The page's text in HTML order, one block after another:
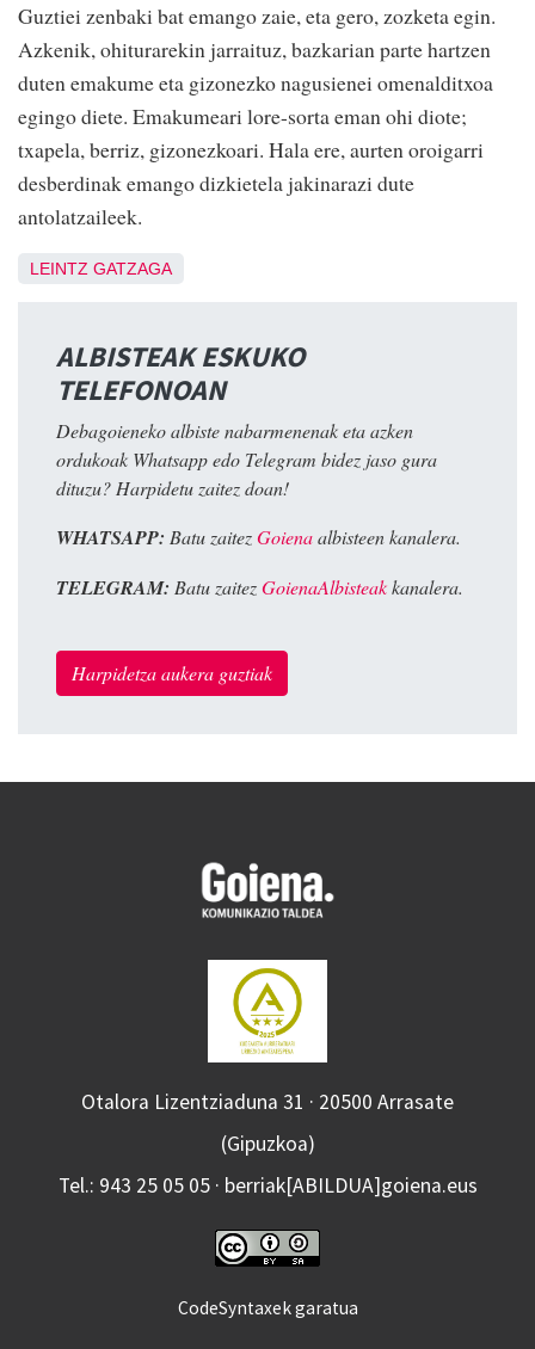
Guztiei zenbaki bat emango zaie, eta gero, zozketa egin.
Azkenik, ohiturarekin jarraituz, bazkarian parte hartzen
duten emakume eta gizonezko nagusienei omenalditxoa
egingo diete. Emakumeari lore-sorta eman ohi diote;
txapela, berriz, gizonezkoari. Hala ere, aurten oroigarri
desberdinak emango dizkietela jakinarazi dute
antolatzaileek.
LEINTZ GATZAGA
ALBISTEAK ESKUKO
TELEFONOAN
Debagoieneko albiste nabarmenenak eta azken
ordukoak Whatsapp edo Telegram bidez jaso gura
dituzu? Harpidetu zaitez doan!
WHATSAPP: Batu zaitezGoienaalbisteen kanalera.
TELEGRAM: Batu zaitezGoienaAlbisteakkanalera.
Harpidetza aukera guztiak
Otalora Lizentziaduna 31 · 20500 Arrasate
(Gipuzkoa)
Tel.: 943 25 05 05 · berriak[ABILDUA]goiena.eus
CodeSyntaxek garatua